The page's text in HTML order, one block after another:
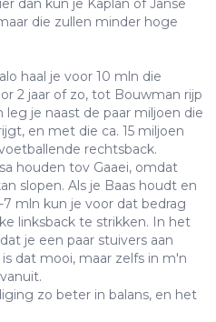
dan kun je Kaplan of Janse
die zullen minder hoge
haal je voor 10 mln die
2 jaar of zo, tot Bouwman rijp
leg je naast de paar miljoen die
en met die ca. 15 miljoen
rechtsback.
houden tov Gaaei, omdat
slopen. Als je Baas houdt en
mln kun je voor dat bedrag
linksback te strikken. In het
je een paar stuivers aan
dat mooi, maar zelfs in m'n
zo beter in balans, en het